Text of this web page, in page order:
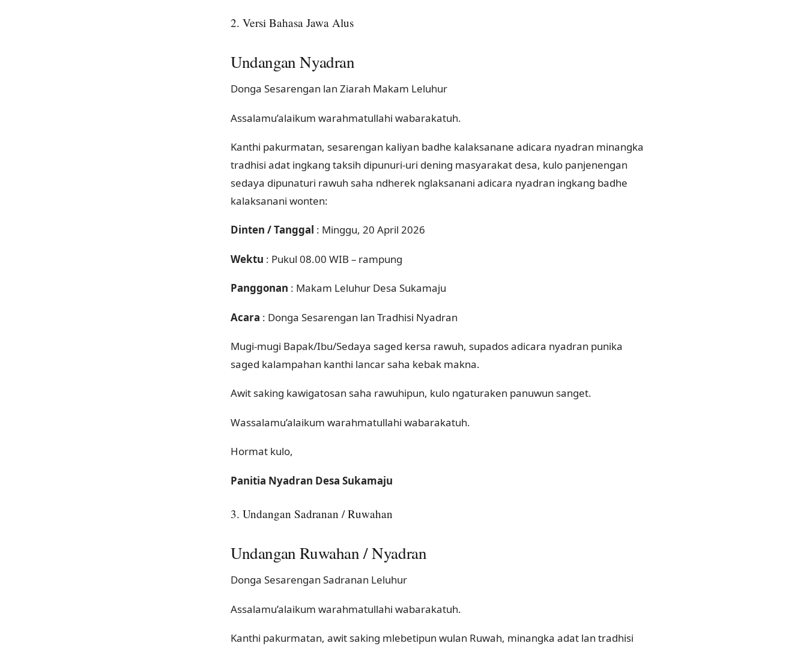
2. Versi Bahasa Jawa Alus
Undangan Nyadran
Donga Sesarengan lan Ziarah Makam Leluhur
Assalamu’alaikum warahmatullahi wabarakatuh.
Kanthi pakurmatan, sesarengan kaliyan badhe kalaksanane adicara nyadran minangka
tradhisi adat ingkang taksih dipunuri-uri dening masyarakat desa, kulo panjenengan
sedaya dipunaturi rawuh saha ndherek nglaksanani adicara nyadran ingkang badhe
kalaksanani wonten:
Dinten / Tanggal : Minggu, 20 April 2026
Wektu : Pukul 08.00 WIB – rampung
Panggonan : Makam Leluhur Desa Sukamaju
Acara : Donga Sesarengan lan Tradhisi Nyadran
Mugi-mugi Bapak/Ibu/Sedaya saged kersa rawuh, supados adicara nyadran punika
saged kalampahan kanthi lancar saha kebak makna.
Awit saking kawigatosan saha rawuhipun, kulo ngaturaken panuwun sanget.
Wassalamu’alaikum warahmatullahi wabarakatuh.
Hormat kulo,
Panitia Nyadran Desa Sukamaju
3. Undangan Sadranan / Ruwahan
Undangan Ruwahan / Nyadran
Donga Sesarengan Sadranan Leluhur
Assalamu’alaikum warahmatullahi wabarakatuh.
Kanthi pakurmatan, awit saking mlebetipun wulan Ruwah, minangka adat lan tradhisi